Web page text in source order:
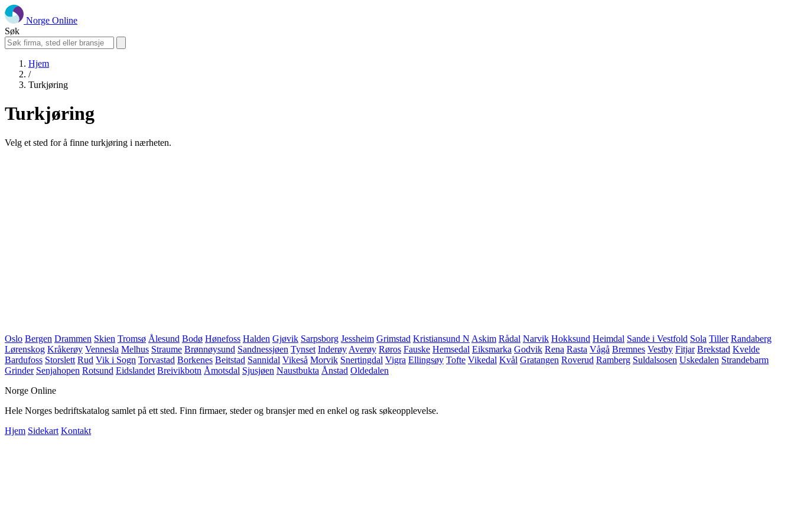
Norge Online
Søk
Hjem
/
Turkjøring
Turkjøring
Velg et sted for å finne turkjøring i nærheten.
Oslo Bergen Drammen Skien Tromsø Ålesund Bodø Hønefoss Halden Gjøvik Sarpsborg Jessheim Grimstad Kristiansund N Askim Rådal Narvik Hokksund Heimdal Sande i Vestfold Sola Tiller Randaberg
Lørenskog Kråkerøy Vennesla Melhus Straume Brønnøysund Sandnessjøen Tynset Inderøy Averøy Røros Fauske Hemsedal Eiksmarka Godvik Rena Rasta Vågå Bremnes Vestby Fitjar Brekstad Kvelde
Bardufoss Storslett Rud Vik i Sogn Torvastad Borkenes Beitstad Sannidal Vikeså Morvik Snertingdal Vigra Ellingsøy Tofte Vikedal Kvål Gratangen Roverud Ramberg Suldalsosen Uskedalen Strandebarm
Grinder Senjahopen Rotsund Eidslandet Breivikbotn Åmotsdal Sjusjøen Naustbukta Ånstad Oldedalen
Norge Online
Hele Norges bedriftskatalog samlet på ett sted. Finn firmaer, steder og bransjer med en enkel og rask søkeopplevelse.
Hjem Sidekart Kontakt